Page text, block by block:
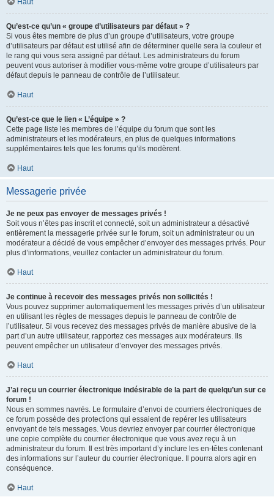
Haut
Qu’est-ce qu’un « groupe d’utilisateurs par défaut » ?
Si vous êtes membre de plus d’un groupe d’utilisateurs, votre groupe
d’utilisateurs par défaut est utilisé afin de déterminer quelle sera la couleur et
le rang qui vous sera assigné par défaut. Les administrateurs du forum
peuvent vous autoriser à modifier vous-même votre groupe d’utilisateurs par
défaut depuis le panneau de contrôle de l’utilisateur.
Haut
Qu’est-ce que le lien « L’équipe » ?
Cette page liste les membres de l’équipe du forum que sont les
administrateurs et les modérateurs, en plus de quelques informations
supplémentaires tels que les forums qu’ils modèrent.
Haut
Messagerie privée
Je ne peux pas envoyer de messages privés !
Soit vous n’êtes pas inscrit et connecté, soit un administrateur a désactivé
entièrement la messagerie privée sur le forum, soit un administrateur ou un
modérateur a décidé de vous empêcher d’envoyer des messages privés. Pour
plus d’informations, veuillez contacter un administrateur du forum.
Haut
Je continue à recevoir des messages privés non sollicités !
Vous pouvez supprimer automatiquement les messages privés d’un utilisateur
en utilisant les règles de messages depuis le panneau de contrôle de
l’utilisateur. Si vous recevez des messages privés de manière abusive de la
part d’un autre utilisateur, rapportez ces messages aux modérateurs. Ils
peuvent empêcher un utilisateur d’envoyer des messages privés.
Haut
J’ai reçu un courrier électronique indésirable de la part de quelqu’un sur ce
forum !
Nous en sommes navrés. Le formulaire d’envoi de courriers électroniques de
ce forum possède des protections qui essaient de repérer les utilisateurs
envoyant de tels messages. Vous devriez envoyer par courrier électronique
une copie complète du courrier électronique que vous avez reçu à un
administrateur du forum. Il est très important d’y inclure les en-têtes contenant
des informations sur l’auteur du courrier électronique. Il pourra alors agir en
conséquence.
Haut